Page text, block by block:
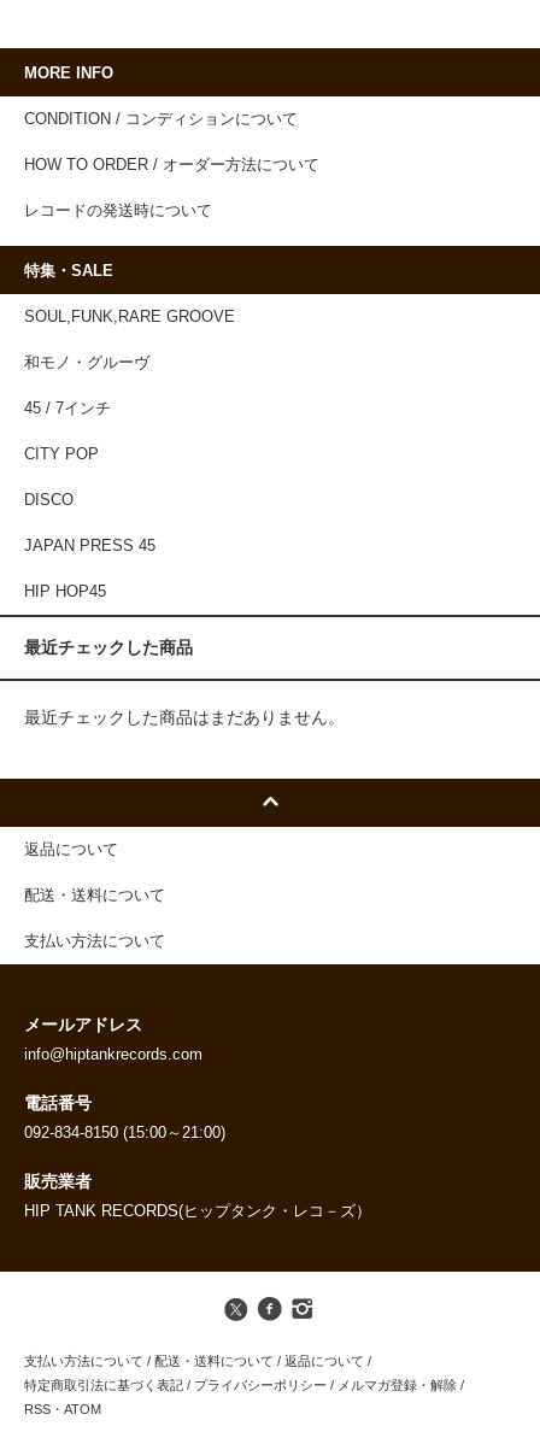
MORE INFO
CONDITION / コンディションについて
HOW TO ORDER / オーダー方法について
レコードの発送時について
特集・SALE
SOUL,FUNK,RARE GROOVE
和モノ・グルーヴ
45 / 7インチ
CITY POP
DISCO
JAPAN PRESS 45
HIP HOP45
最近チェックした商品
最近チェックした商品はまだありません。
返品について
配送・送料について
支払い方法について
メールアドレス
info@hiptankrecords.com
電話番号
092-834-8150 (15:00～21:00)
販売業者
HIP TANK RECORDS(ヒップタンク・レコ－ズ）
支払い方法について / 配送・送料について / 返品について /
特定商取引法に基づく表記 / プライバシーポリシー / メルマガ登録・解除 /
RSS ・ ATOM